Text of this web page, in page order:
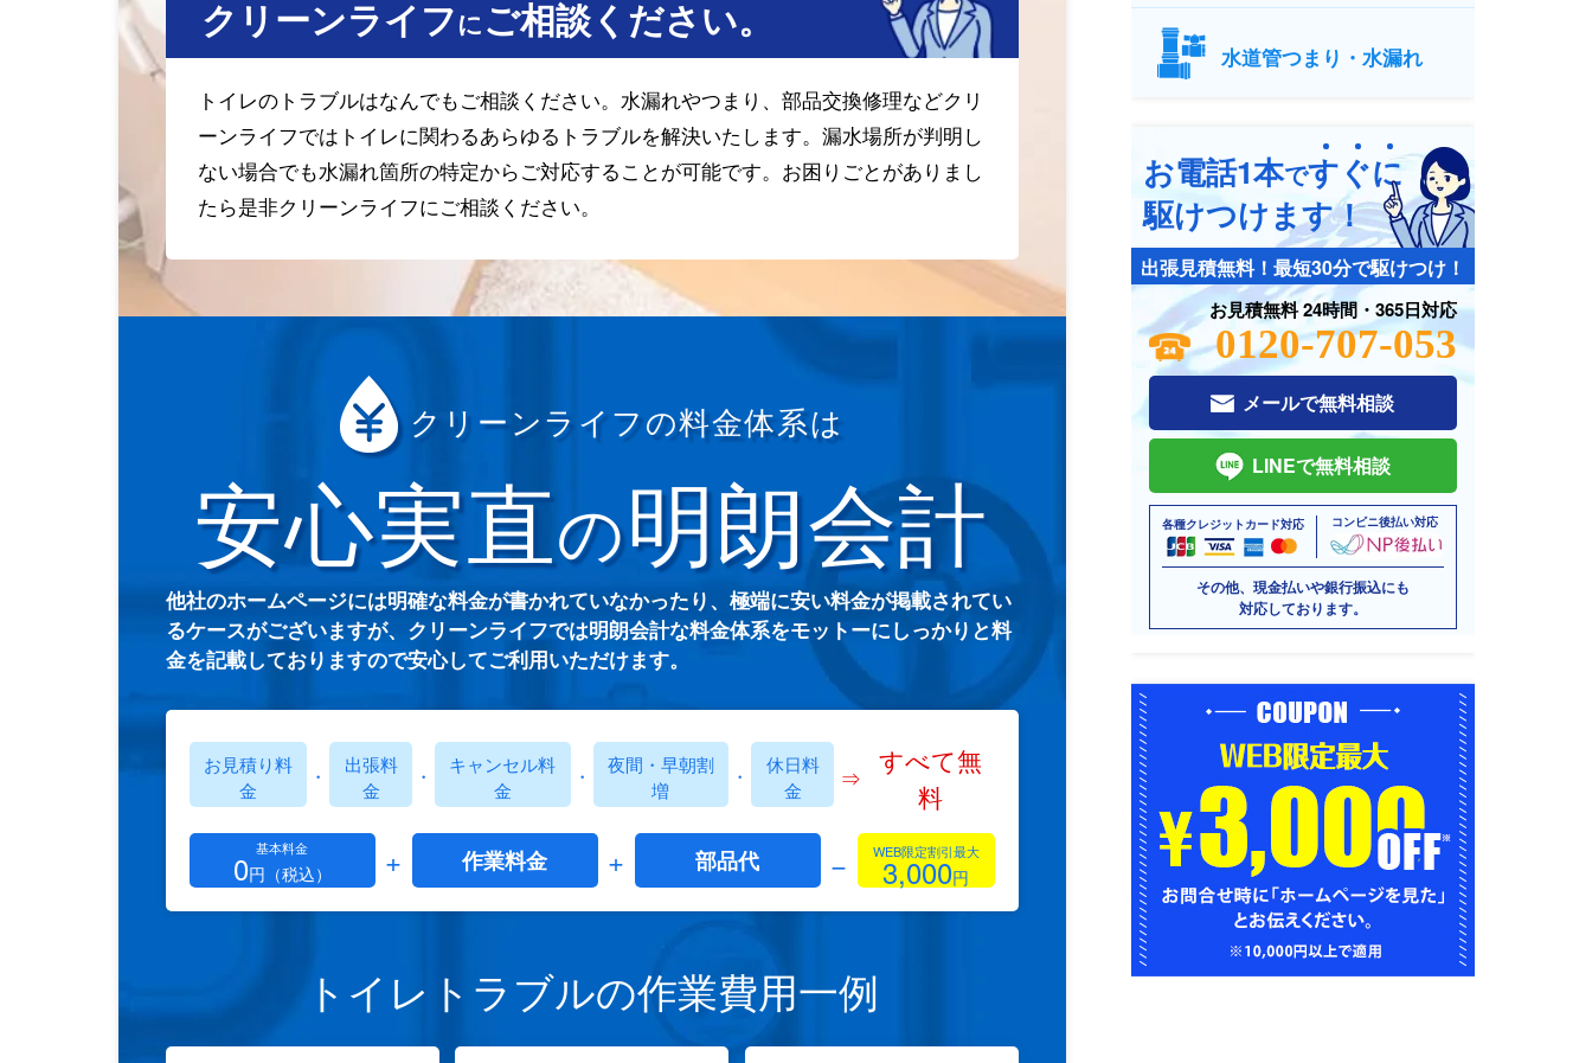
クリーンライフ に ご相談ください。
トイレのトラブルはなんでもご相談ください。水漏れやつまり、部品交換修理などクリ
ーンライフではトイレに関わるあらゆるトラブルを解決いたします。漏水場所が判明し
ない場合でも水漏れ箇所の特定からご対応することが可能です。お困りごとがありまし
たら是非クリーンライフにご相談ください。
クリーンライフの料金体系は
安心実直の明朗会計
他社のホームページには明確な料金が書かれていなかったり、極端に安い料金が掲載されてい
るケースがございますが、クリーンライフでは明朗会計な料金体系をモットーにしっかりと料
金を記載しておりますので安心してご利用いただけます。
お見積り料
金
・
出張料
金
・
キャンセル料
金
・
夜間・早朝割
増
・
休日料
金
⇒
すべて無
料
基本料金
0円（税込） + 作業料金 + 部品代 − WEB限定割引最大
3,000円
トイレトラブルの作業費用一例
水道管つまり・水漏れ
お電話1本ですぐに
駆けつけます！
出張見積無料！最短30分で駆けつけ！
お見積無料 24時間・365日対応
0120-707-053
メールで無料相談
LINEで無料相談
各種クレジットカード対応 コンビニ後払い対応
その他、現金払いや銀行振込にも
対応しております。